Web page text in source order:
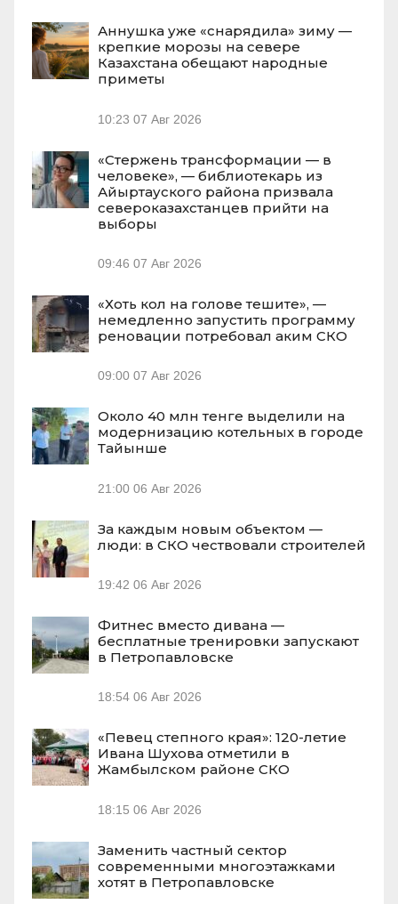
Аннушка уже «снарядила» зиму —
крепкие морозы на севере
Казахстана обещают народные
приметы
10:23 07 Авг 2026
«Стержень трансформации — в
человеке», — библиотекарь из
Айыртауского района призвала
североказахстанцев прийти на
выборы
09:46 07 Авг 2026
«Хоть кол на голове тешите», —
немедленно запустить программу
реновации потребовал аким СКО
09:00 07 Авг 2026
Около 40 млн тенге выделили на
модернизацию котельных в городе
Тайынше
21:00 06 Авг 2026
За каждым новым объектом —
люди: в СКО чествовали строителей
19:42 06 Авг 2026
Фитнес вместо дивана —
бесплатные тренировки запускают
в Петропавловске
18:54 06 Авг 2026
«Певец степного края»: 120-летие
Ивана Шухова отметили в
Жамбылском районе СКО
18:15 06 Авг 2026
Заменить частный сектор
современными многоэтажками
хотят в Петропавловске